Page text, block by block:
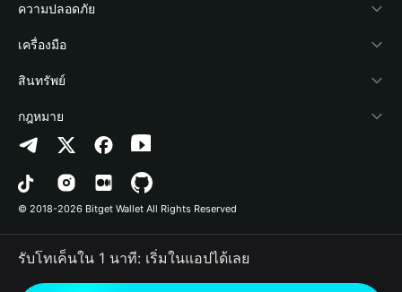
Academy
ข่าวสารด้านคริปโต
ศูนย์ช่วยเหลือ
ติดต่อเรา
ทรัพยากรข้อมูลของแบรนด์
อาชีพ
Stablecoin Earn
Payfi Crypto
Crypto Swap API
Altcoin Season Index
Prediction Markets
DApp
RWA
นักพัฒนา
เชื่อมต่อ Wallet
Bitget Wallet Pay
ลิสต์โปรเจกต์
ความปลอดภัย
Protection Fund
เทคโนโลยีความปลอดภัย
เครื่องมือ
ซื้อคริปโต
การตรวจจับการอนุญาต
การตรวจจับสัญญา
การโอนเป็นชุด
สินทรัพย์
Arbitrum
Avalanche
Bitcoin
Polygon
กฎหมาย
นโยบายความเป็นส่วนตัว
ข้อตกลงในการใช้บริการ
© 2018-2026 Bitget Wallet All Rights Reserved
รับโทเค็นใน 1 นาที: เริ่มในแอปได้เลย